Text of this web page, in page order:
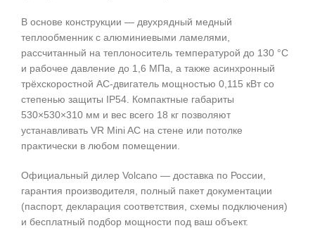
В основе конструкции — двухрядный медный
теплообменник с алюминиевыми ламелями,
рассчитанный на теплоноситель температурой до 130 °C
и рабочее давление до 1,6 МПа, а также асинхронный
трёхскоростной AC-двигатель мощностью 0,115 кВт со
степенью защиты IP54. Компактные габариты
530×530×310 мм и вес всего 18 кг позволяют
устанавливать VR Mini AC на стене или потолке
практически в любом помещении.
Официальный дилер Volcano — доставка по России,
гарантия производителя, полный пакет документации
(паспорт, декларация соответствия, схемы подключения)
и бесплатный подбор мощности под ваш объект.